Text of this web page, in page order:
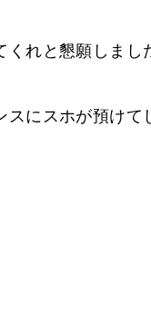
れと懇願しまし
にスホが預けて